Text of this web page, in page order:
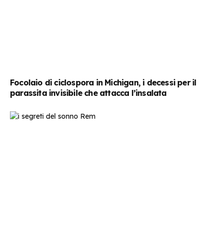
Focolaio di ciclospora in Michigan, i decessi per il
parassita invisibile che attacca l’insalata